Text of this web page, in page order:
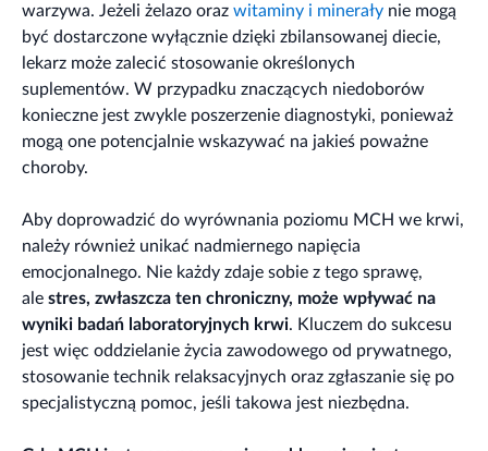
warzywa. Jeżeli żelazo oraz witaminy i minerały nie mogą
być dostarczone wyłącznie dzięki zbilansowanej diecie,
lekarz może zalecić stosowanie określonych
suplementów. W przypadku znaczących niedoborów
konieczne jest zwykle poszerzenie diagnostyki, ponieważ
mogą one potencjalnie wskazywać na jakieś poważne
choroby.
Aby doprowadzić do wyrównania poziomu MCH we krwi,
należy również unikać nadmiernego napięcia
emocjonalnego. Nie każdy zdaje sobie z tego sprawę,
ale stres, zwłaszcza ten chroniczny, może wpływać na
wyniki badań laboratoryjnych krwi. Kluczem do sukcesu
jest więc oddzielanie życia zawodowego od prywatnego,
stosowanie technik relaksacyjnych oraz zgłaszanie się po
specjalistyczną pomoc, jeśli takowa jest niezbędna.